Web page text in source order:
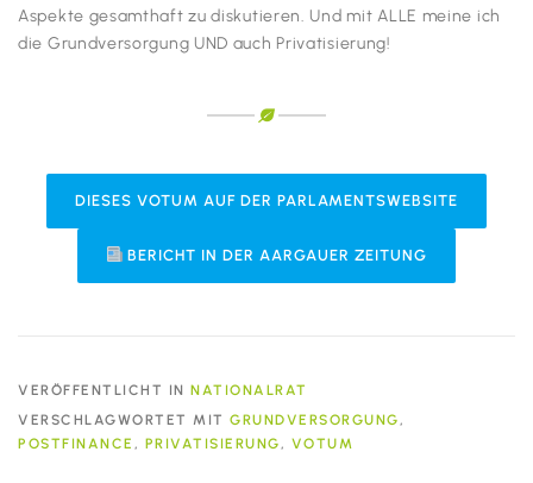
Aspekte gesamthaft zu diskutieren. Und mit ALLE meine ich
die Grundversorgung UND auch Privatisierung!
DIESES VOTUM AUF DER PARLAMENTSWEBSITE
BERICHT IN DER AARGAUER ZEITUNG
VERÖFFENTLICHT IN NATIONALRAT
VERSCHLAGWORTET MIT GRUNDVERSORGUNG ,
POSTFINANCE , PRIVATISIERUNG , VOTUM